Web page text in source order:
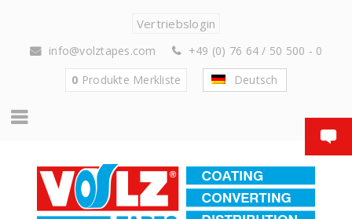
Vertriebslogin
info@volztapes.com
+49 (0) 76 64 / 50 500 - 0
0 Produkte Merkliste Deutsch